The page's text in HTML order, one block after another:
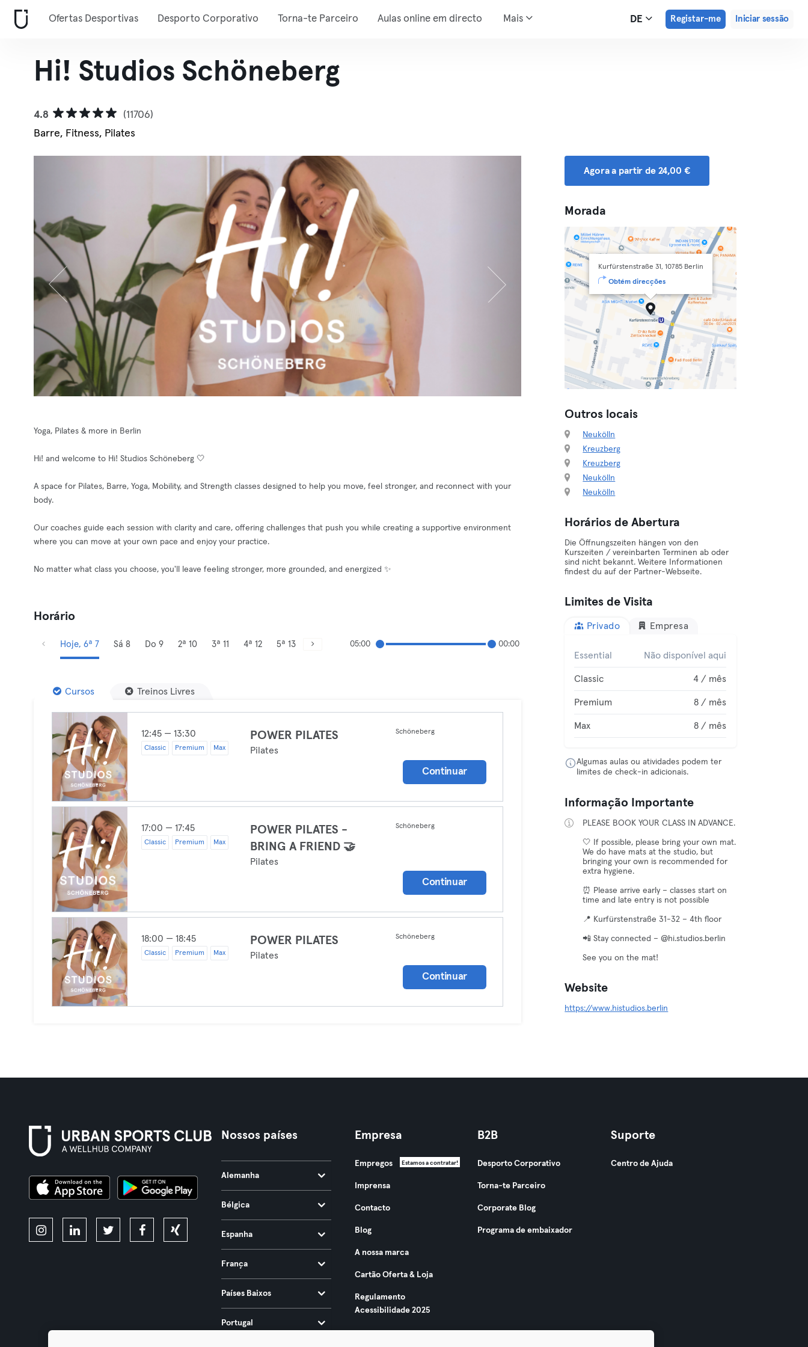
Ofertas Desportivas Desporto Corporativo Torna-te Parceiro Aulas online em directo Mais DE Registar-me Iniciar sessão
Hi! Studios Schöneberg
4.8
(11706)
Barre, Fitness, Pilates
Yoga, Pilates & more in Berlin
Hi! and welcome to Hi! Studios Schöneberg 🤍
A space for Pilates, Barre, Yoga, Mobility, and Strength classes designed to help you move, feel stronger, and reconnect with your
body.
Our coaches guide each session with clarity and care, offering challenges that push you while creating a supportive environment
where you can move at your own pace and enjoy your practice.
No matter what class you choose, you'll leave feeling stronger, more grounded, and energized ✨
Horário
Hoje, 6ª 7 Sá 8 Do 9 2ª 10 3ª 11 4ª 12 5ª 13 05:00 00:00
Cursos Treinos Livres
12:45 — 13:30
Classic Premium Max
POWER PILATES
Pilates
Schöneberg
Continuar
17:00 — 17:45
Classic Premium Max
POWER PILATES -
BRING A FRIEND 🤝
Pilates
Schöneberg
Continuar
18:00 — 18:45
Classic Premium Max
POWER PILATES
Pilates
Schöneberg
Continuar
Agora a partir de 24,00 €
Morada
Kurfürstenstraße 31, 10785 Berlin
Obtém direcções
Outros locais
Neukölln
Kreuzberg
Kreuzberg
Neukölln
Neukölln
Horários de Abertura
Die Öffnungszeiten hängen von den
Kurszeiten / vereinbarten Terminen ab oder
sind nicht bekannt. Weitere Informationen
findest du auf der Partner-Webseite.
Limites de Visita
Privado Empresa
Essential Não disponível aqui
Classic 4 / mês
Premium 8 / mês
Max 8 / mês
Algumas aulas ou atividades podem ter
limites de check-in adicionais.
Informação Importante
PLEASE BOOK YOUR CLASS IN ADVANCE.
🤍 If possible, please bring your own mat.
We do have mats at the studio, but
bringing your own is recommended for
extra hygiene.
⏰ Please arrive early – classes start on
time and late entry is not possible
📍 Kurfürstenstraße 31-32 – 4th floor
📲 Stay connected – @hi.studios.berlin
See you on the mat!
Website
https://www.histudios.berlin
Nossos países
Alemanha
Bélgica
Espanha
França
Países Baixos
Portugal
Empresa
Empregos Estamos a contratar!
Imprensa
Contacto
Blog
A nossa marca
Cartão Oferta & Loja
Regulamento
Acessibilidade 2025
B2B
Desporto Corporativo
Torna-te Parceiro
Corporate Blog
Programa de embaixador
Suporte
Centro de Ajuda